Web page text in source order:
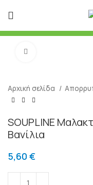
Αρχική σελίδα
SOUPLINE
Βανίλια
5,60 €